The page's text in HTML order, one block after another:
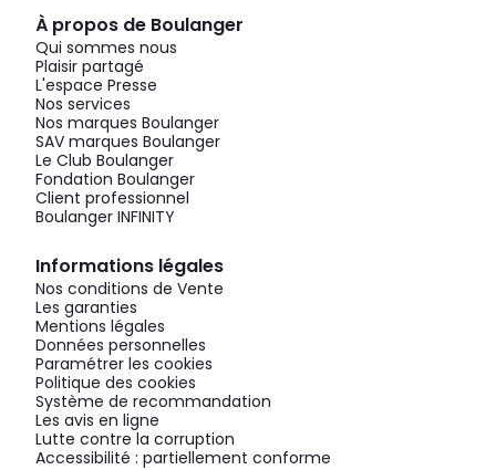
À propos de Boulanger
Qui sommes nous
Plaisir partagé
L'espace Presse
Nos services
Nos marques Boulanger
SAV marques Boulanger
Le Club Boulanger
Fondation Boulanger
Client professionnel
Boulanger INFINITY
Informations légales
Nos conditions de Vente
Les garanties
Mentions légales
Données personnelles
Paramétrer les cookies
Politique des cookies
Système de recommandation
Les avis en ligne
Lutte contre la corruption
Accessibilité : partiellement conforme